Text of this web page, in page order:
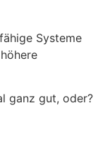
Systeme
ganz gut, oder?